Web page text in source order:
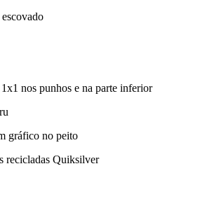
escovado
nos punhos e na parte inferior
gráfico no peito
recicladas Quiksilver